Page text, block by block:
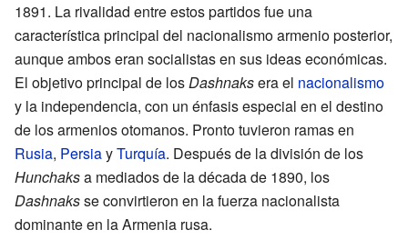
1891. La rivalidad entre estos partidos fue una
característica principal del nacionalismo armenio posterior,
aunque ambos eran socialistas en sus ideas económicas.
El objetivo principal de losDashnaksera el nacionalismo
y la independencia, con un énfasis especial en el destino
de los armenios otomanos. Pronto tuvieron ramas en
Rusia, PersiayTurquía. Después de la división de los
Hunchaksa mediados de la década de 1890, los
Dashnaksse convirtieron en la fuerza nacionalista
dominante en la Armenia rusa.